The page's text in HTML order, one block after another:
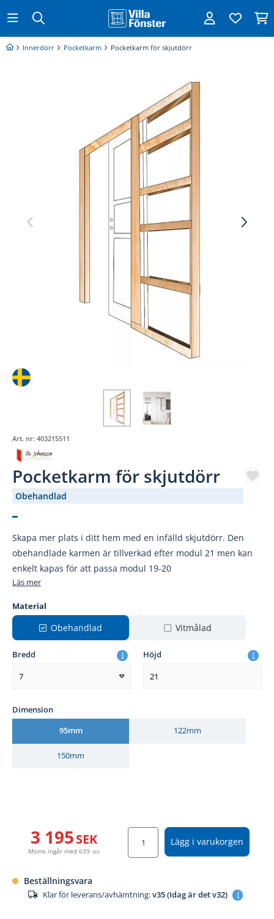
Innerdörr Pocketkarm Pocketkarm för skjutdörr
Art. nr: 403215511
Pocketkarm för skjutdörr
Obehandlad
Skapa mer plats i ditt hem med en infälld skjutdörr. Den
obehandlade karmen är tillverkad efter modul 21 men kan
enkelt kapas för att passa modul 19-20
Läs mer
Material
Obehandlad Vitmålad
Bredd
7
Höjd
21
Dimension
95mm 122mm
150mm
Lägg i varukorgen
3 195SEK
Moms ingår med 639 SEK
Beställningsvara
Klar för leverans/avhämtning:v35 (Idag är det v32)